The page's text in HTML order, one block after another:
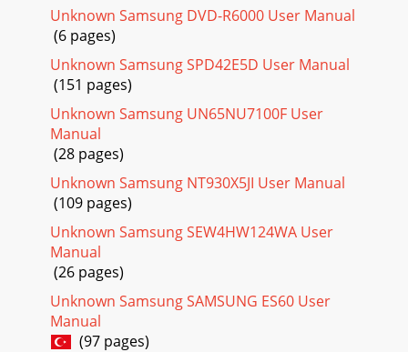
환경 설정116액세서리제품의 액세서리와 관련된 설정을 변경
할 수 있습니다.설정 화면에서 액세서리를 선택하세요.•도킹
연결음: 제품에 외부 스피커 기능을 지원하는 거치대를 연결하
거나 분리하는 경우 소리를 재생하도록 설정/해제합니다.•오
디오 출력 모드: 제품에 외부 스
Page 21
환경 설정117보안분실 시 다른 사람이 사용하지 못하도록 보안
과 관련된 설정을 변경할 수 있습니다.설정 화면에서 보안을 선
택하세요.•디바이스 관리자: 제품에 등록된 디바이스 관리자
를 확인하거나 실행/해제합니다.•출처를 알 수 없는 앱: 알 수
없는 출처의 애플리케이
Page 22 - Flipboard 브리핑 사용하기
환경 설정118도움말제품의 신규 기능, 기본적인 사용 방법, 주
요 애플리케이션 사용 방법, 설정 변경 방법, 온라인 도움말을 확
인할 수 있습니다.설정 화면에서 도움말을 선택하세요.디바이
스 정보제품에 대한 정보를 확인하거나 소프트웨어를 업데이트
할 수 있습니다.설정 화면에
Unknown Samsung DVD-R6000 User Manual
(6 pages)
Unknown Samsung SPD42E5D User Manual
(151 pages)
Unknown Samsung UN65NU7100F User
Manual
(28 pages)
Unknown Samsung NT930X5JI User Manual
(109 pages)
Unknown Samsung SEW4HW124WA User
Manual
(26 pages)
Unknown Samsung SAMSUNG ES60 User
Manual
(97 pages)